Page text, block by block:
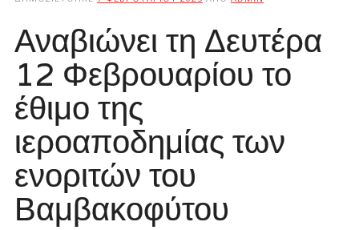
Αναβιώνει τη Δευτέρα
12 Φεβρουαρίου το
έθιμο της
ιεροαποδημίας των
ενοριτών του
Βαμβακοφύτου